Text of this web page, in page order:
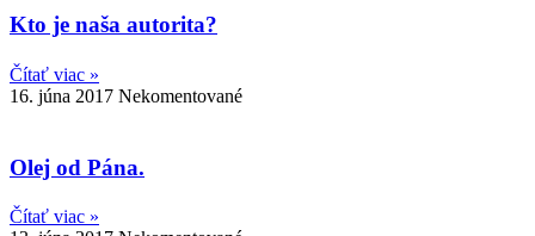
Kto je naša autorita?
Čítať viac »
16. júna 2017 Nekomentované
Olej od Pána.
Čítať viac »